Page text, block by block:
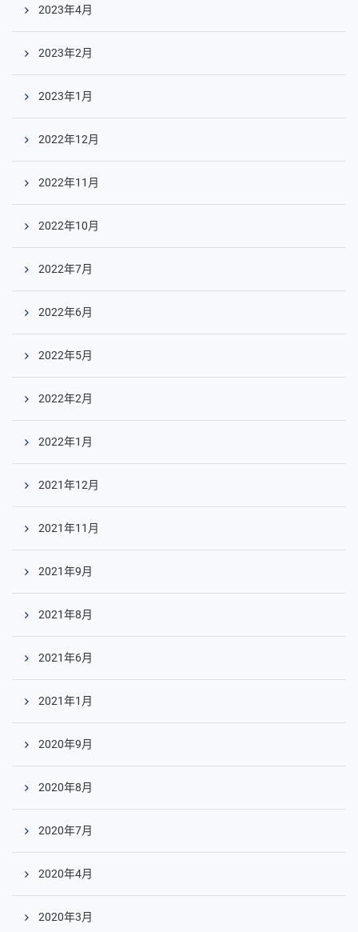
2023年4月
2023年2月
2023年1月
2022年12月
2022年11月
2022年10月
2022年7月
2022年6月
2022年5月
2022年2月
2022年1月
2021年12月
2021年11月
2021年9月
2021年8月
2021年6月
2021年1月
2020年9月
2020年8月
2020年7月
2020年4月
2020年3月